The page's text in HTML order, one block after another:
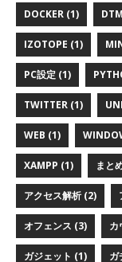
DOCKER (1)
IZOTOPE (1)
PC設定 (1)
TWITTER (1)
WEB (1)
XAMPP (1) まと
アクセス解析 (2)
オフェンス (3) カ
ガジェット (1) ガ